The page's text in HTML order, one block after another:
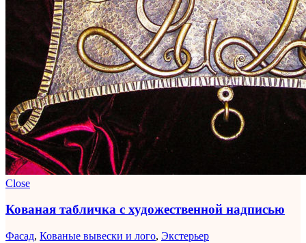
Close
Кованая табличка с художественной надписью
Фасад, Кованые вывески и лого, Экстерьер